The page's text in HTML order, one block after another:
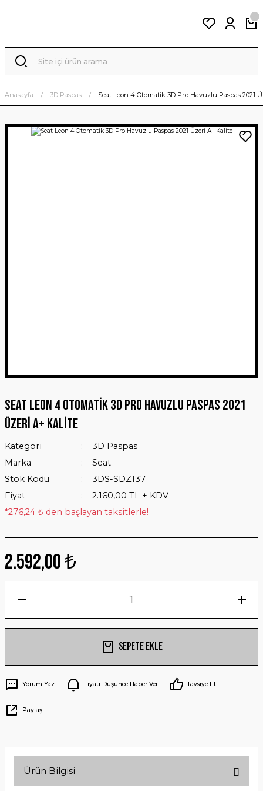
Anasayfa 3D Paspas Seat Leon 4 Otomatik 3D Pro Havuzlu Paspas 2021
Seat Leon 4 Otomatik 3D Pro Havuzlu Paspas 2021
Üzeri A+ Kalite
Kategori
3D Paspas
Marka
Seat
Stok Kodu
3DS-SDZ137
Fiyat
2.160,00 TL + KDV
*276,24 ₺ den başlayan taksitlerle!
2.592,00 ₺
Sepete Ekle
Yorum Yaz Fiyatı Düşünce Haber Ver Tavsiye Et
Paylaş
Ürün Bilgisi